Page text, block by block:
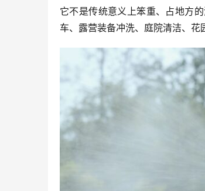
它不是传统意义上笨重、占地方
车、露营装备冲洗、庭院清洁、花